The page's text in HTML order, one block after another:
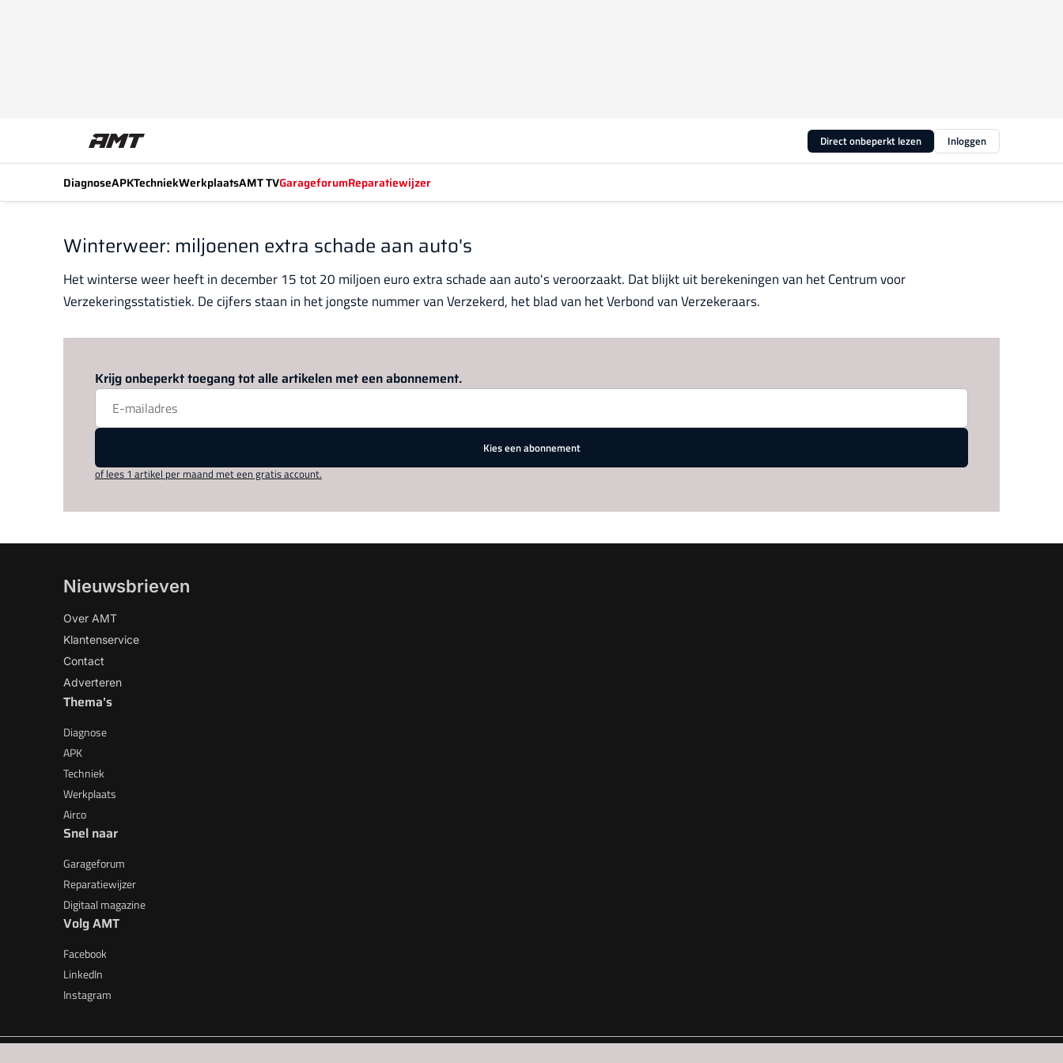
Direct onbeperkt lezen Inloggen
DiagnoseAPKTechniekWerkplaatsAMT TVGarageforumReparatiewijzer
Winterweer: miljoenen extra schade aan auto's
Het winterse weer heeft in december 15 tot 20 miljoen euro extra schade aan auto's veroorzaakt. Dat blijkt uit berekeningen van het Centrum voor
Verzekeringsstatistiek. De cijfers staan in het jongste nummer van Verzekerd, het blad van het Verbond van Verzekeraars.
Krijg onbeperkt toegang tot alle artikelen met een abonnement.
Kies een abonnement
of lees 1 artikel per maand met een gratis account.
Nieuwsbrieven
Over AMT
Klantenservice
Contact
Adverteren
Thema's
Diagnose
APK
Techniek
Werkplaats
Airco
Snel naar
Garageforum
Reparatiewijzer
Digitaal magazine
Volg AMT
Facebook
LinkedIn
Instagram